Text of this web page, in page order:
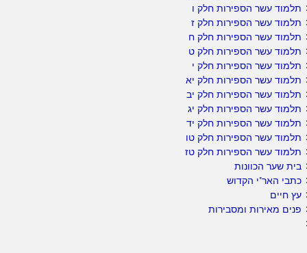
תלמוד עשר הספירות חלק ו
תלמוד עשר הספירות חלק ז
תלמוד עשר הספירות חלק ח
תלמוד עשר הספירות חלק ט
תלמוד עשר הספירות חלק י
תלמוד עשר הספירות חלק יא
תלמוד עשר הספירות חלק יב
תלמוד עשר הספירות חלק יג
תלמוד עשר הספירות חלק יד
תלמוד עשר הספירות חלק טו
תלמוד עשר הספירות חלק טז
בית שער הכוונות
כתבי האר"י הקדוש
עץ חיים
פנים מאירות ומסבירות